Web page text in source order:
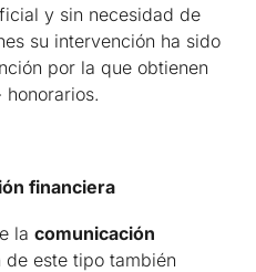
y sin necesidad de
su intervención ha sido
por la que obtienen
financiera
la comunicación
de este tipo también